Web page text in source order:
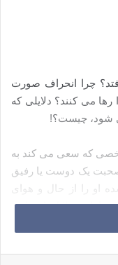
چرا انحراف صورت
می کنند؟ دلایلی که
شود، چیست؟!
که سعی می کند به
یک دوست یا رفیق
او را از حال و هوای
دلایل انحراف:
می توان گفت: این
او را به سوی انحراف